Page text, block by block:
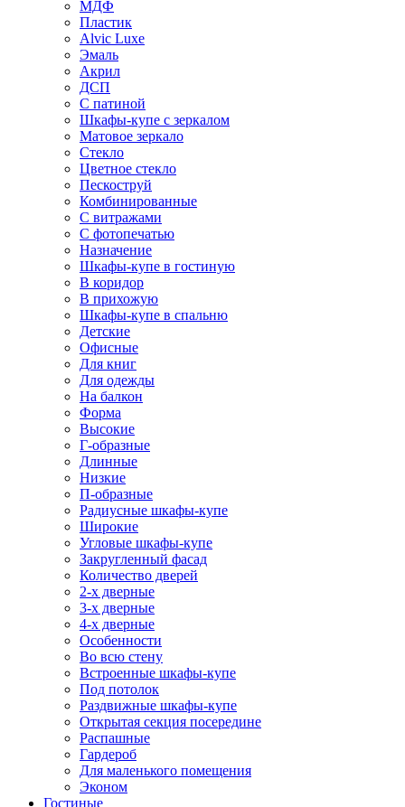
МДФ
Пластик
Alvic Luxe
Эмаль
Акрил
ДСП
С патиной
Шкафы-купе с зеркалом
Матовое зеркало
Стекло
Цветное стекло
Пескоструй
Комбинированные
С витражами
С фотопечатью
Назначение
Шкафы-купе в гостиную
В коридор
В прихожую
Шкафы-купе в спальню
Детские
Офисные
Для книг
Для одежды
На балкон
Форма
Высокие
Г-образные
Длинные
Низкие
П-образные
Радиусные шкафы-купе
Широкие
Угловые шкафы-купе
Закругленный фасад
Количество дверей
2-х дверные
3-х дверные
4-х дверные
Особенности
Во всю стену
Встроенные шкафы-купе
Под потолок
Раздвижные шкафы-купе
Открытая секция посередине
Распашные
Гардероб
Для маленького помещения
Эконом
Гостиные